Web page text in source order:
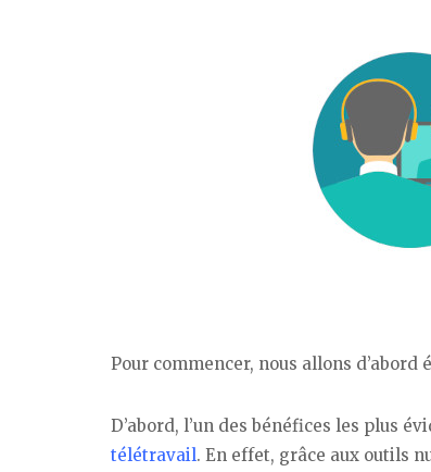
Pour commencer, nous allons
D’abord, l’un des bénéfices les plus
télétravail. En effet, grâce aux outils